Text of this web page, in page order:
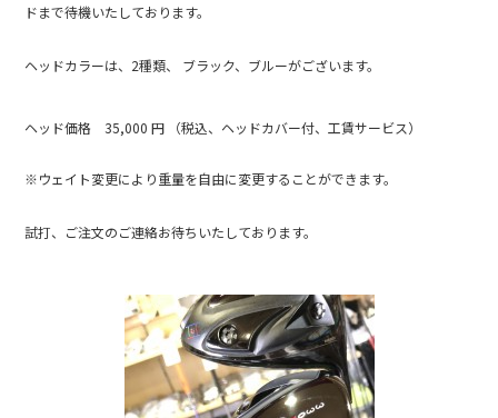
ドまで待機いたしております。
ヘッドカラーは、2種類、 ブラック、ブルーがございます。
ヘッド価格 35,000 円 （税込、ヘッドカバー付、工賃サービス）
※ウェイト変更により重量を自由に変更することができます。
試打、ご注文のご連絡お待ちいたしております。